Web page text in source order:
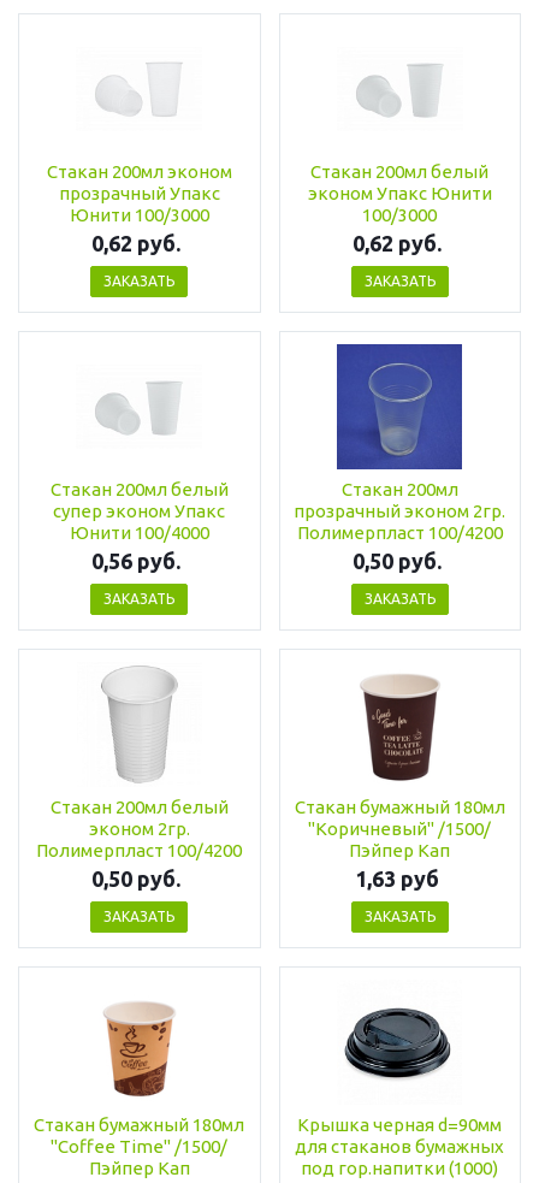
Стакан 200мл эконом
прозрачный Упакс
Юнити 100/3000
0,62 руб.
ЗАКАЗАТЬ
Стакан 200мл белый
эконом Упакс Юнити
100/3000
0,62 руб.
ЗАКАЗАТЬ
Стакан 200мл белый
супер эконом Упакс
Юнити 100/4000
0,56 руб.
ЗАКАЗАТЬ
Стакан 200мл
прозрачный эконом 2гр.
Полимерпласт 100/4200
0,50 руб.
ЗАКАЗАТЬ
Стакан 200мл белый
эконом 2гр.
Полимерпласт 100/4200
0,50 руб.
ЗАКАЗАТЬ
Стакан бумажный 180мл
"Коричневый" /1500/
Пэйпер Кап
1,63 руб
ЗАКАЗАТЬ
Стакан бумажный 180мл
"Coffee Time" /1500/
Пэйпер Кап
Крышка черная d=90мм
для стаканов бумажных
под гор.напитки (1000)